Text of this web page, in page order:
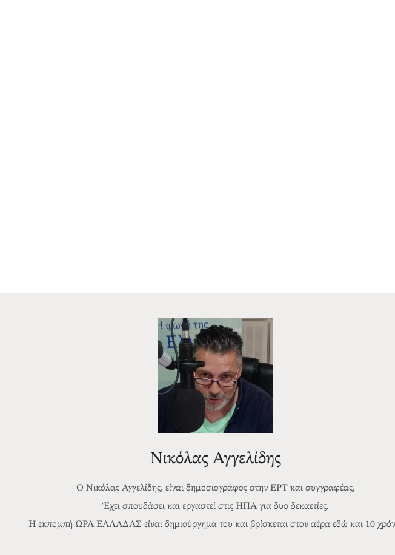
Νικόλας Αγγελίδης
Ο Νικόλας Αγγελίδης, είναι δημοσιογράφος στην ΕΡΤ και συγγραφέας,
Έχει σπουδάσει και εργαστεί στις ΗΠΑ για δυο δεκαετίες.
Η εκπομπή ΩΡΑ ΕΛΛΑΔΑΣ είναι δημιούργημα του και βρίσκεται στον αέρα εδώ και 10